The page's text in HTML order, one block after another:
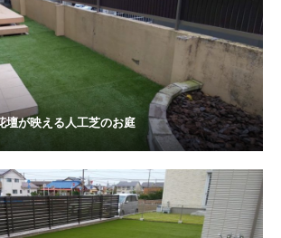
壇が映える人工芝のお庭